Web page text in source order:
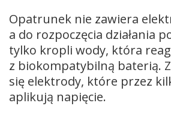
Opatrunek nie zawiera
a do rozpoczęcia działania
tylko kropli wody, która
z biokompatybilną baterią.
się elektrody, które przez
aplikują napięcie.